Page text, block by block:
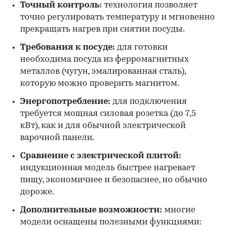
Точный контроль: технология позволяет
точно регулировать температуру и мгновенно
прекращать нагрев при снятии посуды.
Требования к посуде: для готовки
необходима посуда из ферромагнитных
металлов (чугун, эмалированная сталь),
которую можно проверить магнитом.
Энергопотребление: для подключения
требуется мощная силовая розетка (до 7,5
кВт), как и для обычной электрической
варочной панели.
Сравнение с электрической плитой:
индукционная модель быстрее нагревает
пищу, экономичнее и безопаснее, но обычно
дороже.
Дополнительные возможности: многие
модели оснащены полезными функциями: